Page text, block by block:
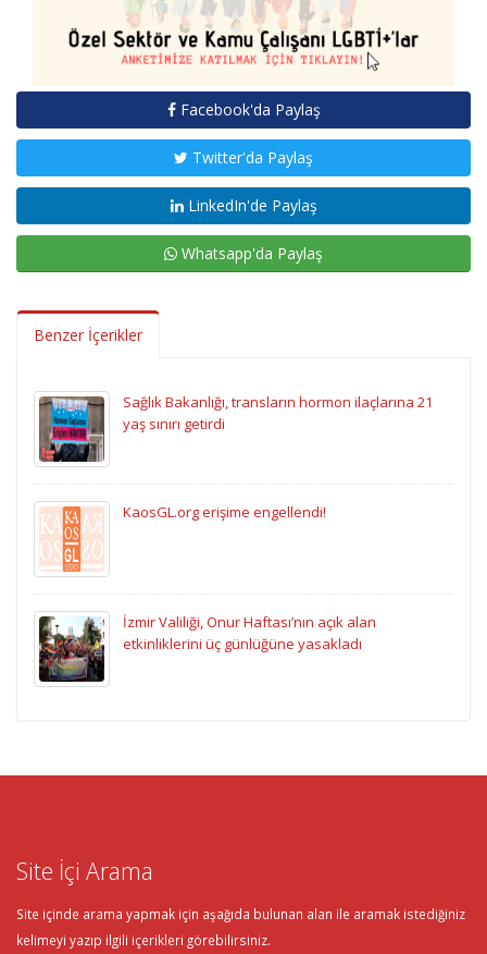
Facebook'da Paylaş
Twitter'da Paylaş
LinkedIn'de Paylaş
Whatsapp'da Paylaş
Benzer İçerikler
Sağlık Bakanlığı, transların hormon ilaçlarına 21
yaş sınırı getirdi
KaosGL.org erişime engellendi!
İzmir Valiliği, Onur Haftası’nın açık alan
etkinliklerini üç günlüğüne yasakladı
Site İçi Arama
Site içinde arama yapmak için aşağıda bulunan alan ile aramak istediğiniz
kelimeyi yazıp ilgili içerikleri görebilirsiniz.